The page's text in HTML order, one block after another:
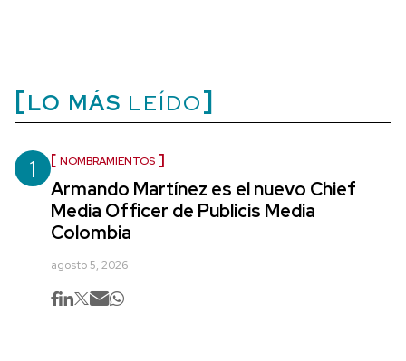
LO MÁS LEÍDO
1 NOMBRAMIENTOS
Armando Martínez es el nuevo Chief
Media Officer de Publicis Media
Colombia
agosto 5, 2026